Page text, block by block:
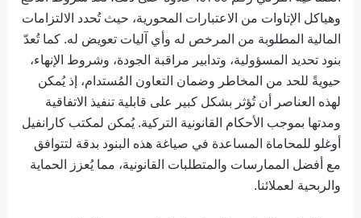
وهياكل الإتاوات من الاعتبارات المحورية، حيث تُحدد الالتزامات
المالية المطلوبة من المرخص له وأي آليات تعويض له. كما تُعدّ
بنود تحديد المسؤولية، وتدابير مراقبة الجودة، وشروط الإنهاء،
حيويةً للحد من المخاطر وضمان التعاون المُستدام، إذ يُمكن
لهذه العناصر أن تُؤثر بشكل كبير على قابلية تنفيذ الاتفاقية
ومدتها بموجب الأحكام القانونية التركية. يُمكن لمكتب كارانفيل
أوغلو للمحاماة المساعدة في صياغة هذه البنود بدقة لتتوافق
مع أفضل الممارسات والمتطلبات القانونية، مما يُعزز الحماية
والربحية لعملائنا.